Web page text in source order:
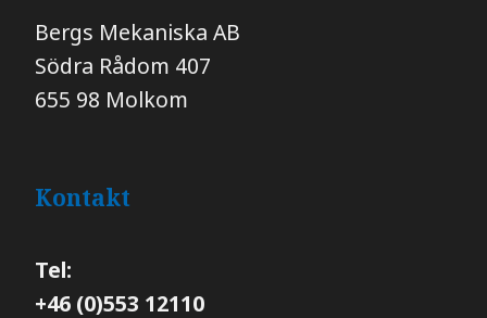
Bergs Mekaniska AB
​​​​​​​Södra Rådom 407
655 98 Molkom
Kontakt
Tel:
+46 (0)553 12110